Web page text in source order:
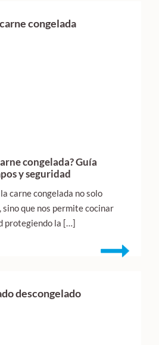
congelada? Guía
y seguridad
carne congelada no solo
que nos permite cocinar
protegiendo la […]